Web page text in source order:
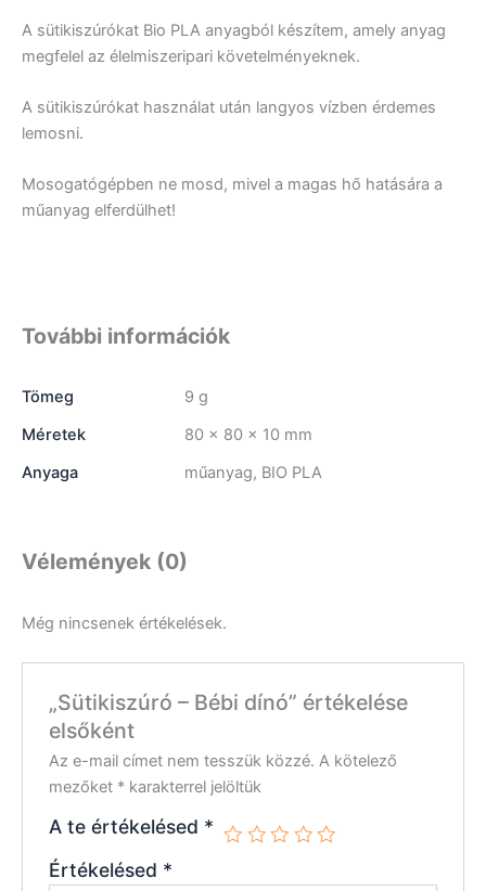
A sütikiszúrókat Bio PLA anyagból készítem, amely anyag
megfelel az élelmiszeripari követelményeknek.
A sütikiszúrókat használat után langyos vízben érdemes
lemosni.
Mosogatógépben ne mosd, mivel a magas hő hatására a
műanyag elferdülhet!
További információk
Tömeg
9 g
Méretek
80 × 80 × 10 mm
Anyaga
műanyag, BIO PLA
Vélemények (0)
Még nincsenek értékelések.
„Sütikiszúró – Bébi dínó” értékelése
elsőként
Az e-mail címet nem tesszük közzé. A kötelező
mezőket * karakterrel jelöltük
A te értékelésed *
Értékelésed *